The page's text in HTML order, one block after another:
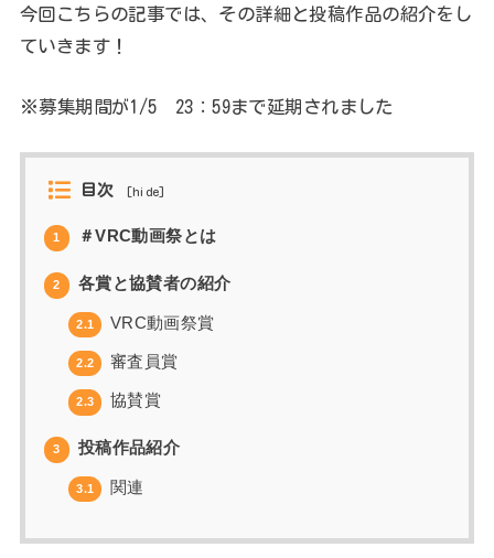
今回こちらの記事では、その詳細と投稿作品の紹介をし
ていきます！
※募集期間が1/5 23：59まで延期されました
目次 [hide]
1 ＃VRC動画祭とは
2 各賞と協賛者の紹介
2.1 VRC動画祭賞
2.2 審査員賞
2.3 協賛賞
3 投稿作品紹介
3.1 関連